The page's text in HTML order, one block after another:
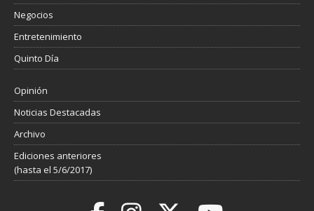
Negocios
Entretenimiento
Quinto Día
Opinión
Noticias Destacadas
Archivo
Ediciones anteriores
(hasta el 5/6/2017)